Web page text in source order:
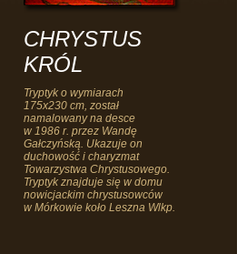
CHRYSTUS
KRÓL
Tryptyk o wymiarach
175x230 cm, został
namalowany na desce
w 1986 r. przez Wandę
Gałczyńską. Ukazuje on
duchowość i charyzmat
Towarzystwa Chrystusowego.
Tryptyk znajduje się w domu
nowicjackim chrystusowców
w Mórkowie koło Leszna Wlkp.